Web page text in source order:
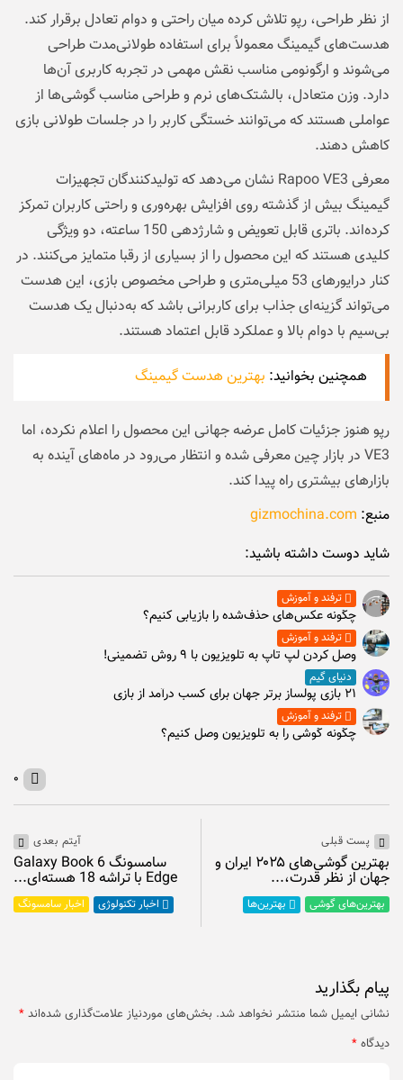
از نظر طراحی، رپو تلاش کرده میان راحتی و دوام تعادل برقرار کند.
هدست‌های گیمینگ معمولاً برای استفاده طولانی‌مدت طراحی
می‌شوند و ارگونومی مناسب نقش مهمی در تجربه کاربری آن‌ها
دارد. وزن متعادل، بالشتک‌های نرم و طراحی مناسب گوشی‌ها از
عواملی هستند که می‌توانند خستگی کاربر را در جلسات طولانی بازی
کاهش دهند.
معرفی Rapoo VE3 نشان می‌دهد که تولیدکنندگان تجهیزات
گیمینگ بیش از گذشته روی افزایش بهره‌وری و راحتی کاربران تمرکز
کرده‌اند. باتری قابل تعویض و شارژدهی 150 ساعته، دو ویژگی
کلیدی هستند که این محصول را از بسیاری از رقبا متمایز می‌کنند. در
کنار درایورهای 53 میلی‌متری و طراحی مخصوص بازی، این هدست
می‌تواند گزینه‌ای جذاب برای کاربرانی باشد که به‌دنبال یک هدست
بی‌سیم با دوام بالا و عملکرد قابل اعتماد هستند.
همچنین بخوانید: بهترین هدست گیمینگ
رپو هنوز جزئیات کامل عرضه جهانی این محصول را اعلام نکرده، اما
VE3 در بازار چین معرفی شده و انتظار می‌رود در ماه‌های آینده به
بازارهای بیشتری راه پیدا کند.
منبع: gizmochina.com
شاید دوست داشته باشید:
ترفند و آموزش
چگونه عکس‌های حذف‌شده را بازیابی کنیم؟
ترفند و آموزش
وصل كردن لپ تاپ به تلويزيون با ۹ روش تضمینی!
دنیای گیم
۲۱ بازی پولساز برتر جهان برای کسب درآمد از بازی
ترفند و آموزش
چگونه گوشی را به تلویزیون وصل کنیم؟
۰
پست قبلی
بهترین گوشی‌های ۲۰۲۵ ایران و
جهان از نظر قدرت،...
بهترین‌های گوشی بهترین‌ها
آیتم بعدی
سامسونگ Galaxy Book 6
Edge با تراشه 18 هسته‌ای...
اخبار تکنولوژی اخبار سامسونگ
پیام بگذارید
نشانی ایمیل شما منتشر نخواهد شد. بخش‌های موردنیاز علامت‌گذاری شده‌اند *
دیدگاه *